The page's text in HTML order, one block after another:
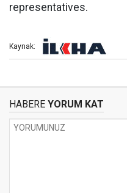
representatives.
Kaynak:
HABERE YORUM KAT